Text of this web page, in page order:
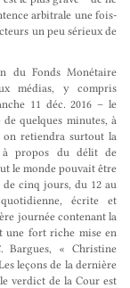
arbitrale une fois-
un peu sérieux de
du Fonds Monétaire
médias, y compris
11 déc. 2016 – le
quelques minutes, à
retiendra surtout la
à propos du délit de
le monde pouvait être
cinq jours, du 12 au
écrite et
journée contenant la
une fort riche mise en
Bargues, « Christine
leçons de la dernière
verdict de la Cour est